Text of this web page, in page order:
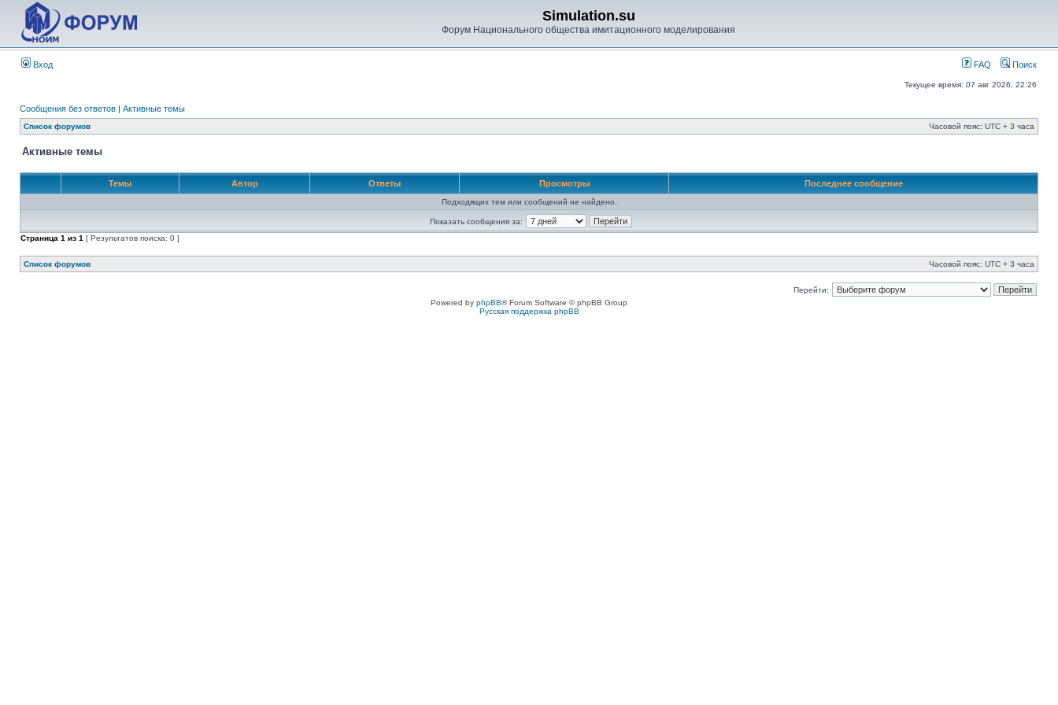
Simulation.su
Форум Национального общества имитационного моделирования
Вход FAQ Поиск
Текущее время: 07 авг 2026, 22:26
Сообщения без ответов | Активные темы
Список форумов Часовой пояс: UTC + 3 часа
Активные темы
Темы Автор Ответы Просмотры Последнее сообщение
Подходящих тем или сообщений не найдено.
Показать сообщения за:
Страница 1 из 1 [ Результатов поиска: 0 ]
Список форумов Часовой пояс: UTC + 3 часа
Перейти:
Powered by phpBB® Forum Software © phpBB Group
Русская поддержка phpBB